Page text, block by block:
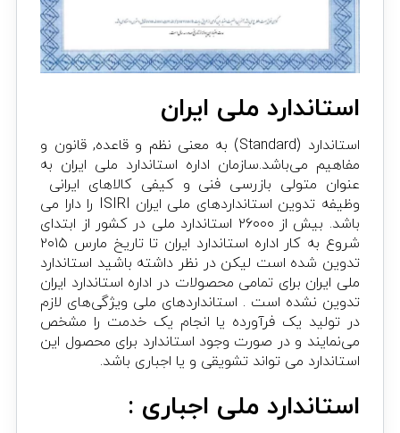
استاندارد ملی ایران
استاندارد (Standard) به معنی نظم و قاعده, قانون و
مفاهیم می‌باشد.سازمان اداره استاندارد ملی ایران به
عنوان متولی بازرسی فنی و کیفی کالاهای ایرانی
وظیفه تدوین استانداردهای ملی ایران ISIRI را دارا می
باشد. بیش از ۲۶۰۰۰ استاندارد ملی در کشور از ابتدای
شروع به کار اداره استاندارد ایران تا تاریخ مارس ۲۰۱۵
تدوین شده است لیکن در نظر داشته باشید استاندارد
ملی ایران برای تمامی محصولات در اداره استاندارد ایران
تدوین نشده است . استانداردهای ملی ویژگی‌های لازم
در تولید یک فرآورده یا انجام یک خدمت را مشخص
می‌نمایند و در صورت وجود استاندارد برای محصول این
استاندارد می تواند تشویقی و یا اجباری باشد.
استاندارد ملی اجباری :